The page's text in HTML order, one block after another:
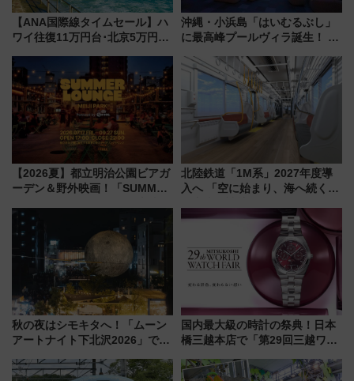
【ANA国際線タイムセール】ハ
ワイ往復11万円台･北京5万円台
来春のGW旅行まで狙える激ア
ツ路線まとめ（8/10まで）
沖縄・小浜島「はいむるぶし」
に最高峰プールヴィラ誕生！ 石
美旅「何もしない贅沢」を体験
してみない？
【2026夏】都立明治公園ビアガ
ーデン＆野外映画！「SUMMER
ケジュール 夜風とビール、映画
を満喫！
北陸鉄道「1M系」2027年度導
入へ 「空に始まり、海へ続く」
神秘的なデザイン
秋の夜はシモキタへ！「ムーン
アートナイト下北沢2026」でイ
を満喫しよう
国内最大級の時計の祭典！日本
橋三越本店で「第29回三越ワー
【2026年8月5日～25日】